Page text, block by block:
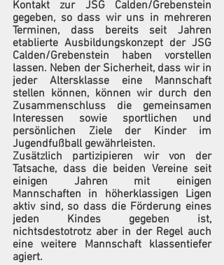
Kontakt zur JSG Calden/Grebenstein
gegeben, so dass wir uns in mehreren
Terminen, dass bereits seit Jahren
etablierte Ausbildungskonzept der JSG
Calden/Grebenstein haben vorstellen
lassen. Neben der Sicherheit, dass wir in
jeder Altersklasse eine Mannschaft
stellen können, können wir durch den
Zusammenschluss die gemeinsamen
Interessen sowie sportlichen und
persönlichen Ziele der Kinder im
Jugendfußball gewährleisten.
Zusätzlich partizipieren wir von der
Tatsache, dass die beiden Vereine seit
einigen Jahren mit einigen
Mannschaften in höherklassigen Ligen
aktiv sind, so dass die Förderung eines
jeden Kindes gegeben ist,
nichtsdestotrotz aber in der Regel auch
eine weitere Mannschaft klassentiefer
agiert.